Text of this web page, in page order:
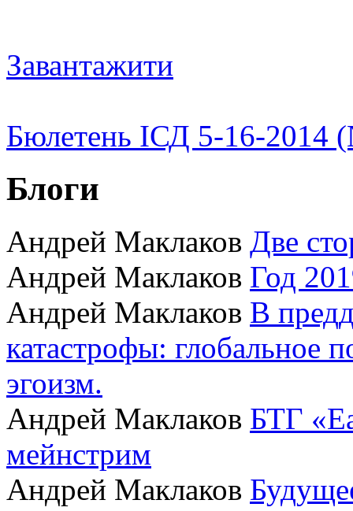
Завантажити
Бюлетень ІСД 5-16-2014
Блоги
Андрей Маклаков Две
Андрей Маклаков Год
Андрей Маклаков В
катастрофы: глобальное
эгоизм.
Андрей Маклаков БТГ
мейнстрим
Андрей Маклаков